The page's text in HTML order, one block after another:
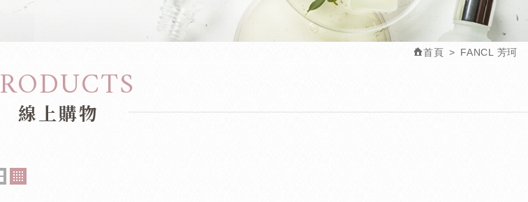
首頁 FANCL 芳珂
線上購物